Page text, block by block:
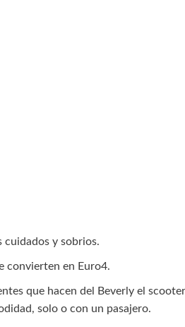
cuidados y sobrios.
convierten en Euro4.
que hacen del Beverly el
solo o con un pasajero.